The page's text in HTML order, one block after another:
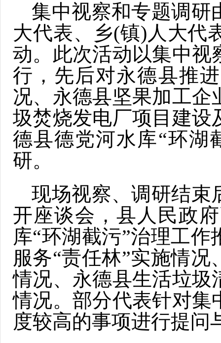
集中视察和专题调研
大代表、乡(镇)人大代
动。此次活动以集中视
行，先后对永德县推
况、永德县坚果加工企
圾焚烧发电厂项目建设
德县德党河水库“环湖
研。
现场视察、调研结束
开座谈会，县人民政
库“环湖截污”治理工
服务“责任林”实施情
情况、永德县生活垃圾
情况。部分代表针对集
度较高的事项进行提问